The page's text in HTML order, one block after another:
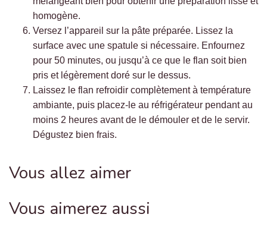
homogène.
Versez l’appareil sur la pâte préparée. Lissez la
surface avec une spatule si nécessaire. Enfournez
pour 50 minutes, ou jusqu’à ce que le flan soit bien
pris et légèrement doré sur le dessus.
Laissez le flan refroidir complètement à température
ambiante, puis placez-le au réfrigérateur pendant au
moins 2 heures avant de le démouler et de le servir.
Dégustez bien frais.
Vous allez aimer
Vous aimerez aussi